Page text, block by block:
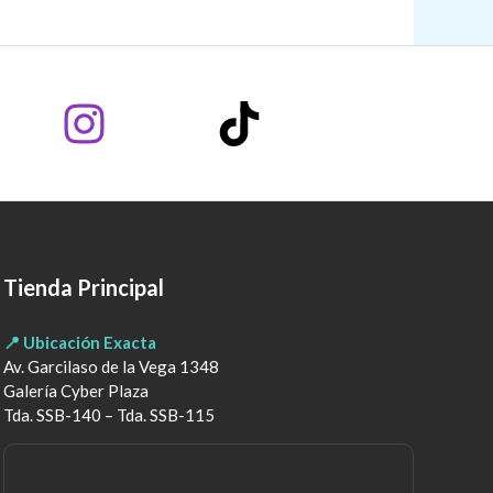
Tienda Principal
📍 Ubicación Exacta
Av. Garcilaso de la Vega 1348
Galería Cyber Plaza
Tda. SSB-140 – Tda. SSB-115